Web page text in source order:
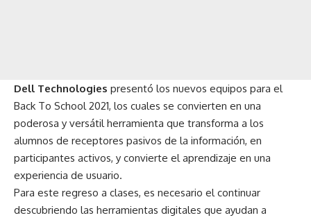
Dell Technologies presentó los nuevos equipos para el
Back To School 2021, los cuales se convierten en una
poderosa y versátil herramienta que transforma a los
alumnos de receptores pasivos de la información, en
participantes activos, y convierte el aprendizaje en una
experiencia de usuario.
Para este regreso a clases, es necesario el continuar
descubriendo las herramientas digitales que ayudan a